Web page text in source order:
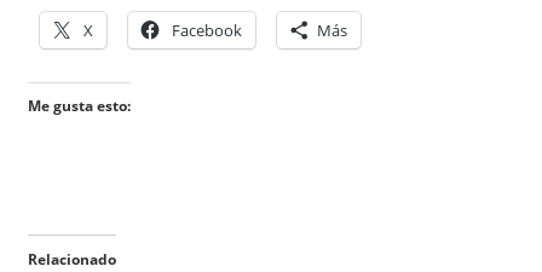
X Facebook Más
Me gusta esto:
Relacionado